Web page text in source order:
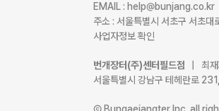
EMAIL :
주소 : 서울특별시 서초구 서초
사업자정보 확인
번개장터(주)센터필드점
| 최
서울특별시 강남구 테헤란로